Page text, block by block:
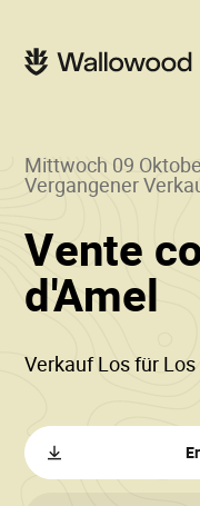
springen
springen
Vente
d'Amel
Mittwoch 09
Vergangener
Verkauf Los für